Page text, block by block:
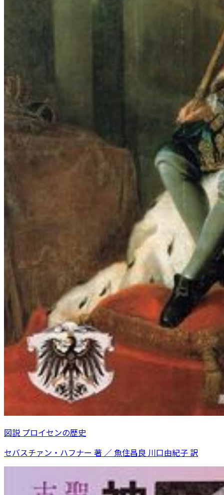
図説 プロイセンの歴史
セバスチァン・ハフナー 著 ／ 魚住昌良 川口由紀子 訳